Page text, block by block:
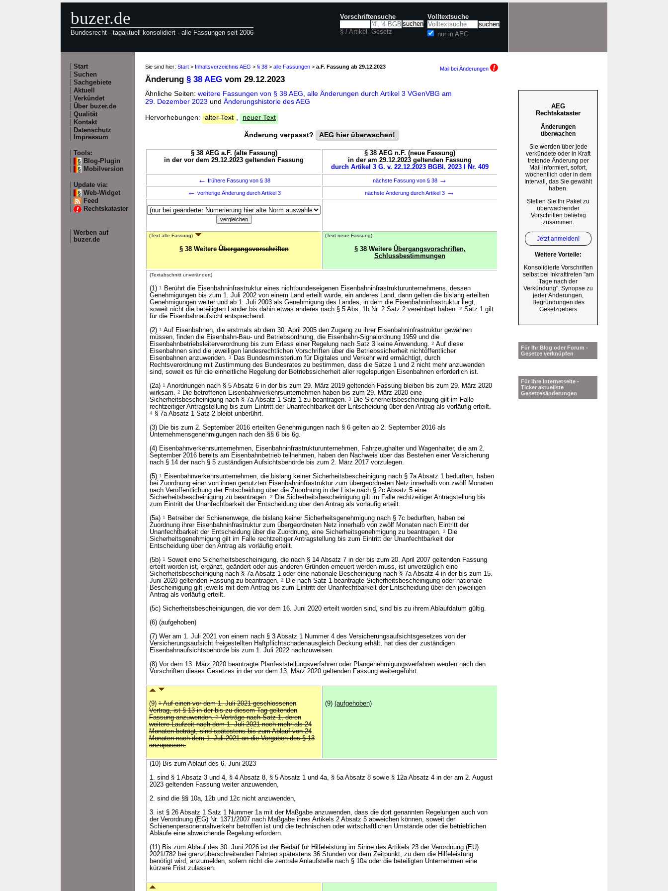
buzer.de
Bundesrecht - tagaktuell konsolidiert - alle Fassungen seit 2006
Vorschriftensuche
§ / Artikel Gesetz
Volltextsuche
nur in AEG
Start
Suchen
Sachgebiete
Aktuell
Verkündet
Über buzer.de
Qualität
Kontakt
Datenschutz
Impressum
Tools:
Blog-Plugin
Mobilversion
Update via:
Web-Widget
Feed
Rechtskataster
Werben auf
buzer.de
Sie sind hier: Start > Inhaltsverzeichnis AEG > § 38 > alle Fassungen > a.F. Fassung ab 29.12.2023 Mail bei Änderungen
Änderung § 38 AEG vom 29.12.2023
Ähnliche Seiten: weitere Fassungen von § 38 AEG alle Änderungen durch Artikel 3 VGenVBG am
29. Dezember 2023 und Änderungshistorie des AEG
Hervorhebungen:
alter Text neuer Text
Änderung verpasst? AEG hier überwachen!
§ 38 AEG a.F. (alte Fassung)
in der vor dem 29.12.2023 geltenden Fassung
§ 38 AEG n.F. (neue Fassung)
in der am 29.12.2023 geltenden Fassung
durch Artikel 3 G. v. 22.12.2023 BGBl. 2023 I Nr. 409
← frühere Fassung von § 38 nächste Fassung von § 38 →
← vorherige Änderung durch Artikel 3 nächste Änderung durch Artikel 3 →
(Text alte Fassung)
§ 38 WeitereÜbergangsvorschriften
(Text neue Fassung)
§ 38 Weitere Übergangsvorschriften,
Schlussbestimmungen
(Textabschnitt unverändert)
(1) 1
Berührt die Eisenbahninfrastruktur eines nichtbundeseigenen Eisenbahninfrastrukturunternehmens, dessen
Genehmigungen bis zum 1. Juli 2002 von einem Land erteilt wurde, ein anderes Land, dann gelten die bislang erteilten
Genehmigungen weiter und ab 1. Juli 2003 als Genehmigung des Landes, in dem die Eisenbahninfrastruktur liegt,
soweit nicht die beteiligten Länder bis dahin etwas anderes nach § 5 Abs. 1b Nr. 2 Satz 2 vereinbart haben. 2 Satz 1 gilt
für die Eisenbahnaufsicht entsprechend.
(2) 1 Auf Eisenbahnen, die erstmals ab dem 30. April 2005 den Zugang zu ihrer Eisenbahninfrastruktur gewähren
müssen, finden die Eisenbahn-Bau- und Betriebsordnung, die Eisenbahn-Signalordnung 1959 und die
Eisenbahnbetriebsleiterverordnung bis zum Erlass einer Regelung nach Satz 3 keine Anwendung. 2 Auf diese
Eisenbahnen sind die jeweiligen landesrechtlichen Vorschriften über die Betriebssicherheit nichtöffentlicher
Eisenbahnen anzuwenden. 3
Das Bundesministerium für Digitales und Verkehr wird ermächtigt, durch
Rechtsverordnung mit Zustimmung des Bundesrates zu bestimmen, dass die Sätze 1 und 2 nicht mehr anzuwenden
sind, soweit es für die einheitliche Regelung der Betriebssicherheit aller regelspurigen Eisenbahnen erforderlich ist.
(2a) 1 Anordnungen nach § 5 Absatz 6 in der bis zum 29. März 2019 geltenden Fassung bleiben bis zum 29. März 2020
wirksam. 2
Die betroffenen Eisenbahnverkehrsunternehmen haben bis zum 29. März 2020 eine
Sicherheitsbescheinigung nach § 7a Absatz 1 Satz 1 zu beantragen. 3
Die Sicherheitsbescheinigung gilt im Falle
rechtzeitiger Antragstellung bis zum Eintritt der Unanfechtbarkeit der Entscheidung über den Antrag als vorläufig erteilt.
4 § 7a Absatz 1 Satz 2 bleibt unberührt.
(3) Die bis zum 2. September 2016 erteilten Genehmigungen nach § 6 gelten ab 2. September 2016 als
Unternehmensgenehmigungen nach den §§ 6 bis 6g.
(4) Eisenbahnverkehrsunternehmen, Eisenbahninfrastrukturunternehmen, Fahrzeughalter und Wagenhalter, die am 2.
September 2016 bereits am Eisenbahnbetrieb teilnehmen, haben den Nachweis über das Bestehen einer Versicherung
nach § 14 der nach § 5 zuständigen Aufsichtsbehörde bis zum 2. März 2017 vorzulegen.
(5) 1
Eisenbahnverkehrsunternehmen, die bislang keiner Sicherheitsbescheinigung nach § 7a Absatz 1 bedurften, haben
bei Zuordnung einer von ihnen genutzten Eisenbahninfrastruktur zum übergeordneten Netz innerhalb von zwölf Monaten
nach Veröffentlichung der Entscheidung über die Zuordnung in der Liste nach § 2c Absatz 5 eine
Sicherheitsbescheinigung zu beantragen. 2
Die Sicherheitsbescheinigung gilt im Falle rechtzeitiger Antragstellung bis
zum Eintritt der Unanfechtbarkeit der Entscheidung über den Antrag als vorläufig erteilt.
(5a) 1
Betreiber der Schienenwege, die bislang keiner Sicherheitsgenehmigung nach § 7c bedurften, haben bei
Zuordnung ihrer Eisenbahninfrastruktur zum übergeordneten Netz innerhalb von zwölf Monaten nach Eintritt der
Unanfechtbarkeit der Entscheidung über die Zuordnung, eine Sicherheitsgenehmigung zu beantragen. 2
Die
Sicherheitsgenehmigung gilt im Falle rechtzeitiger Antragstellung bis zum Eintritt der Unanfechtbarkeit der
Entscheidung über den Antrag als vorläufig erteilt.
(5b) 1 Soweit eine Sicherheitsbescheinigung, die nach § 14 Absatz 7 in der bis zum 20. April 2007 geltenden Fassung
erteilt worden ist, ergänzt, geändert oder aus anderen Gründen erneuert werden muss, ist unverzüglich eine
Sicherheitsbescheinigung nach § 7a Absatz 1 oder eine nationale Bescheinigung nach § 7a Absatz 4 in der bis zum 15.
Juni 2020 geltenden Fassung zu beantragen. 2
Die nach Satz 1 beantragte Sicherheitsbescheinigung oder nationale
Bescheinigung gilt jeweils mit dem Antrag bis zum Eintritt der Unanfechtbarkeit der Entscheidung über den jeweiligen
Antrag als vorläufig erteilt.
(5c) Sicherheitsbescheinigungen, die vor dem 16. Juni 2020 erteilt worden sind, sind bis zu ihrem Ablaufdatum gültig.
(6) (aufgehoben)
(7) Wer am 1. Juli 2021 von einem nach § 3 Absatz 1 Nummer 4 des Versicherungsaufsichtsgesetzes von der
Versicherungsaufsicht freigestellten Haftpflichtschadenausgleich Deckung erhält, hat dies der zuständigen
Eisenbahnaufsichtsbehörde bis zum 1. Juli 2022 nachzuweisen.
(8) Vor dem 13. März 2020 beantragte Planfeststellungsverfahren oder Plangenehmigungsverfahren werden nach den
Vorschriften dieses Gesetzes in der vor dem 13. März 2020 geltenden Fassung weitergeführt.
(9) 1Auf einen vor dem 1. Juli 2021 geschlossenen
Vertrag, ist § 13 in der bis zu diesem Tag geltenden
Fassung anzuwenden.2Verträge nach Satz 1, deren
weitere Laufzeit nach dem 1. Juli 2021 noch mehr als 24
Monaten beträgt, sind spätestens bis zum Ablauf von 24
Monaten nach dem 1. Juli 2021 an die Vorgaben des § 13
anzupassen.
(9) (aufgehoben)
(10) Bis zum Ablauf des 6. Juni 2023
1. sind § 1 Absatz 3 und 4, § 4 Absatz 8, § 5 Absatz 1 und 4a, § 5a Absatz 8 sowie § 12a Absatz 4 in der am 2. August
2023 geltenden Fassung weiter anzuwenden,
2. sind die §§ 10a, 12b und 12c nicht anzuwenden,
3. ist § 26 Absatz 1 Satz 1 Nummer 1a mit der Maßgabe anzuwenden, dass die dort genannten Regelungen auch von
der Verordnung (EG) Nr. 1371/2007 nach Maßgabe ihres Artikels 2 Absatz 5 abweichen können, soweit der
Schienenpersonennahverkehr betroffen ist und die technischen oder wirtschaftlichen Umstände oder die betrieblichen
Abläufe eine abweichende Regelung erfordern.
(11) Bis zum Ablauf des 30. Juni 2026 ist der Bedarf für Hilfeleistung im Sinne des Artikels 23 der Verordnung (EU)
2021/782 bei grenzüberschreitenden Fahrten spätestens 36 Stunden vor dem Zeitpunkt, zu dem die Hilfeleistung
benötigt wird, anzumelden, sofern nicht die zentrale Anlaufstelle nach § 10a oder die beteiligten Unternehmen eine
kürzere Frist zulassen.
AEG
Rechtskataster
Änderungen
überwachen
Sie werden über jede
verkündete oder in Kraft
tretende Änderung per
Mail informiert, sofort,
wöchentlich oder in dem
Intervall, das Sie gewählt
haben.
Stellen Sie Ihr Paket zu
überwachender
Vorschriften beliebig
zusammen.
Jetzt anmelden!
Weitere Vorteile:
Konsolidierte Vorschriften
selbst bei Inkrafttreten "am
Tage nach der
Verkündung", Synopse zu
jeder Änderungen,
Begründungen des
Gesetzgebers
Für Ihr Blog oder Forum -
Gesetze verknüpfen
Für Ihre Internetseite -
Ticker aktuellste
Gesetzesänderungen